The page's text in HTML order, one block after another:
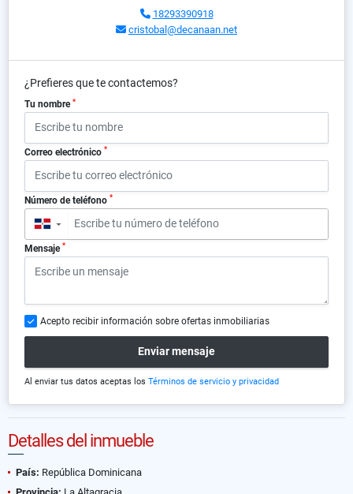
18293390918
cristobal@decanaan.net
¿Prefieres que te contactemos?
Tu nombre *
Correo electrónico *
Número de teléfono *
▼
Mensaje *
Acepto recibir información sobre ofertas inmobiliarias
Enviar mensaje
Al enviar tus datos aceptas los Términos de servicio y privacidad
Detalles del inmueble
País: República Dominicana